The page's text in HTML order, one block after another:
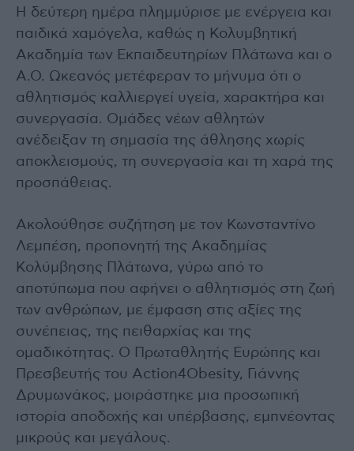
Η δεύτερη ημέρα πλημμύρισε με ενέργεια και
παιδικά χαμόγελα, καθώς η Κολυμβητική
Ακαδημία των Εκπαιδευτηρίων Πλάτωνα και ο
Α.Ο. Ωκεανός μετέφεραν το μήνυμα ότι ο
αθλητισμός καλλιεργεί υγεία, χαρακτήρα και
συνεργασία. Ομάδες νέων αθλητών
ανέδειξαν τη σημασία της άθλησης χωρίς
αποκλεισμούς, τη συνεργασία και τη χαρά της
προσπάθειας.
Ακολούθησε συζήτηση με τον Κωνσταντίνο
Λεμπέση, προπονητή της Ακαδημίας
Κολύμβησης Πλάτωνα, γύρω από το
αποτύπωμα που αφήνει ο αθλητισμός στη ζωή
των ανθρώπων, με έμφαση στις αξίες της
συνέπειας, της πειθαρχίας και της
ομαδικότητας. Ο Πρωταθλητής Ευρώπης και
Πρεσβευτής του Action4Obesity, Γιάννης
Δρυμωνάκος, μοιράστηκε μια προσωπική
ιστορία αποδοχής και υπέρβασης, εμπνέοντας
μικρούς και μεγάλους.